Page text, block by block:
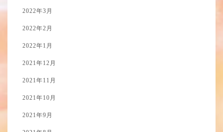
2022年3月
2022年2月
2022年1月
2021年12月
2021年11月
2021年10月
2021年9月